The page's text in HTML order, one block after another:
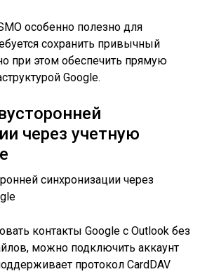
особенно полезно для
сохранить привычный
при этом обеспечить прямую
Google.
через учетную
контакты Google с Outlook без
можно подключить аккаунт
протокол CardDAV